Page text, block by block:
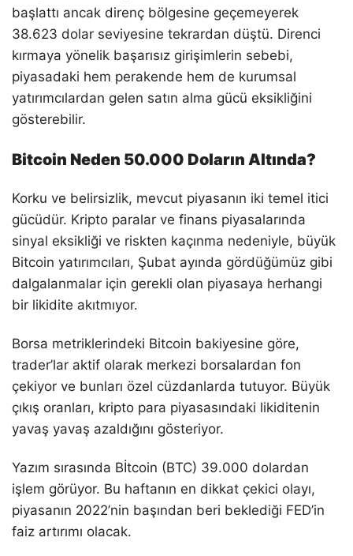
başlattı ancak direnç bölgesine geçemeyerek
38.623 dolar seviyesine tekrardan düştü. Direnci
kırmaya yönelik başarısız girişimlerin sebebi,
piyasadaki hem perakende hem de kurumsal
yatırımcılardan gelen satın alma gücü eksikliğini
gösterebilir.
Bitcoin Neden 50.000 Doların Altında?
Korku ve belirsizlik, mevcut piyasanın iki temel itici
gücüdür. Kripto paralar ve finans piyasalarında
sinyal eksikliği ve riskten kaçınma nedeniyle, büyük
Bitcoin yatırımcıları, Şubat ayında gördüğümüz gibi
dalgalanmalar için gerekli olan piyasaya herhangi
bir likidite akıtmıyor.
Borsa metriklerindeki Bitcoin bakiyesine göre,
trader’lar aktif olarak merkezi borsalardan fon
çekiyor ve bunları özel cüzdanlarda tutuyor. Büyük
çıkış oranları, kripto para piyasasındaki likiditenin
yavaş yavaş azaldığını gösteriyor.
Yazım sırasında Bİtcoin (BTC) 39.000 dolardan
işlem görüyor. Bu haftanın en dikkat çekici olayı,
piyasanın 2022’nin başından beri beklediği FED’in
faiz artırımı olacak.